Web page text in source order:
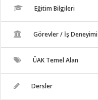
Eğitim Bilgileri
Görevler / İş Deneyimi
ÜAK Temel Alan
Dersler